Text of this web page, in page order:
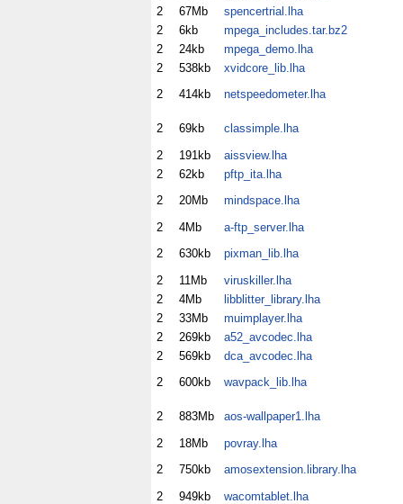
2
67Mb
spencertrial.lha
2
6kb
mpega_includes.tar.bz2
2
24kb
mpega_demo.lha
2
538kb
xvidcore_lib.lha
2
414kb netspeedometer.lha
2 69kb
classimple.lha
2
191kb
aissview.lha
2
62kb
pftp_ita.lha
2
20Mb
mindspace.lha
2
4Mb
a-ftp_server.lha
2
630kb
pixman_lib.lha
2
11Mb
viruskiller.lha
2
4Mb
libblitter_library.lha
2
33Mb
muimplayer.lha
2
269kb
a52_avcodec.lha
2
569kb
dca_avcodec.lha
2
600kb wavpack_lib.lha
2 883Mb
aos-wallpaper1.lha
2
18Mb
povray.lha
2
750kb
amosextension.library.lha
2
949kb
wacomtablet.lha